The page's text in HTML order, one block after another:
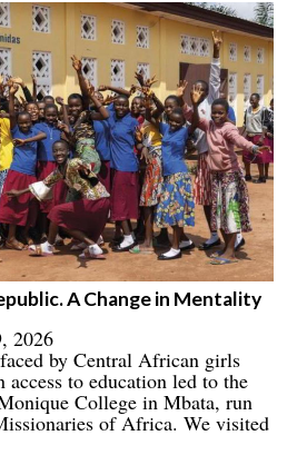
A Change in Mentality
2026
by Central African girls
access to education led to the
College in Mbata, run
of Africa. We visited